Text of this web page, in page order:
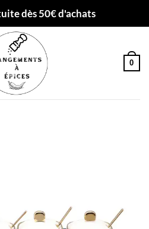
dès 50€ d'achats
0